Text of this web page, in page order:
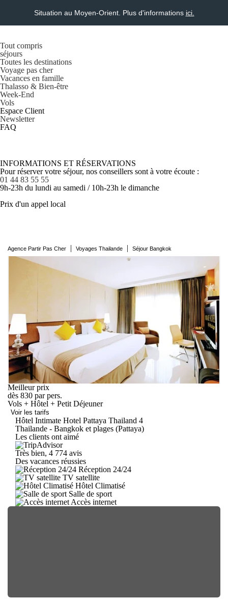
Situation au Moyen-Orient. Plus d'informations ici.
Tout compris
séjours
Toutes les destinations
Voyage pas cher
Vacances en famille
Thalasso & Bien-être
Week-End
Vols
Espace Client
Newsletter
FAQ
INFORMATIONS ET RÉSERVATIONS
Pour réserver votre séjour, nos conseillers sont à votre écoute :
01 44 83 55 55
9h-23h du lundi au samedi / 10h-23h le dimanche
Prix d'un appel local
Agence Partir Pas Cher | Voyages Thailande | Séjour Bangkok
Meilleur prix
dès 830 par pers.
Vols + Hôtel + Petit Déjeuner
Voir les tarifs
Hôtel Intimate Hotel Pattaya Thailand 4
Thailande - Bangkok et plages (Pattaya)
Les clients ont aimé
Très bien, 4 774 avis
Des vacances réussies
Réception 24/24
TV satellite
Hôtel Climatisé
Salle de sport
Accès internet